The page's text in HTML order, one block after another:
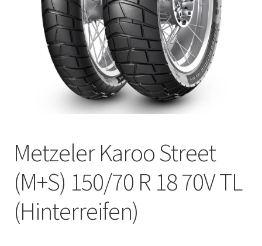
Metzeler Karoo Street
(M+S) 150/70 R 18 70V TL
(Hinterreifen)